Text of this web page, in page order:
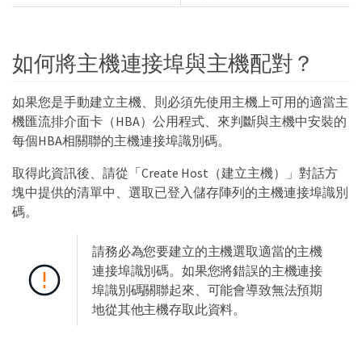
如何將主機連接埠與主機配對？
如果您是手動建立主機、則必須先使用主機上可用的適當主
機匯流排介面卡（HBA）公用程式、來判斷與主機中安裝的
每個HBA相關聯的主機連接埠識別碼。
取得此資訊後、請從「Create Host（建立主機）」對話方
塊中提供的清單中、選取已登入儲存陣列的主機連接埠識別
碼。
請務必為您要建立的主機選取適當的主機
連接埠識別碼。如果您將錯誤的主機連接
埠識別碼關聯起來、可能會導致無法預期
地從其他主機存取此資料。